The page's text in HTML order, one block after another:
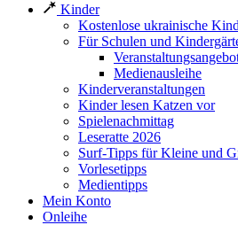
Kinder
Kostenlose ukrainische
Für Schulen und
Medienausleihe
Kinderveranstaltungen
Kinder lesen Katzen vor
Spielenachmittag
Leseratte 2026
Surf-Tipps für Kleine und
Vorlesetipps
Medientipps
Mein Konto
Onleihe